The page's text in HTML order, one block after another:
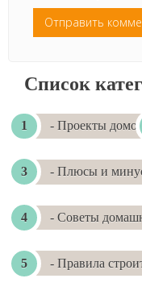
Список
- Проекты домов
- Плюсы и
- Советы
- Правила